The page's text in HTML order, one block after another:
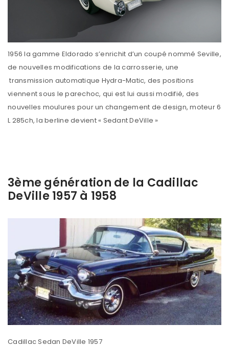
1956 la gamme Eldorado s’enrichit d’un coupé nommé Seville,
de nouvelles modifications de la carrosserie, une
transmission automatique Hydra-Matic, des positions
viennent sous le parechoc, qui est lui aussi modifié, des
nouvelles moulures pour un changement de design, moteur 6
L 285ch, la berline devient « Sedant DeVille »
3ème génération de la Cadillac
DeVille 1957 à 1958
Cadillac Sedan DeVille 1957